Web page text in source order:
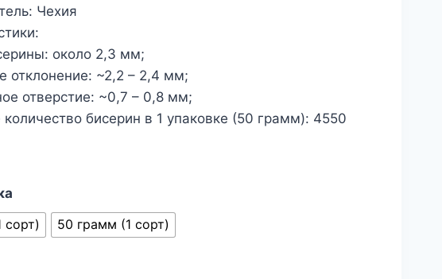
Чехия
около 2,3 мм;
отклонение: ~2,2 – 2,4 мм;
отверстие: ~0,7 – 0,8 мм;
бисерин в 1 упаковке (50 грамм): 4550
сорт)
50 грамм (1 сорт)